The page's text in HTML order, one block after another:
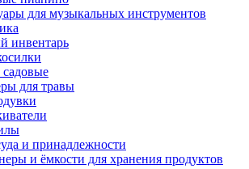
для музыкальных инструментов
инвентарь
для травы
и принадлежности
и ёмкости для хранения продуктов